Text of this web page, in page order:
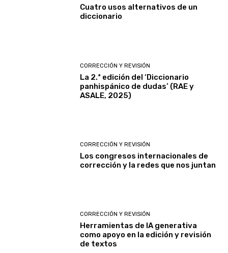
Cuatro usos alternativos de un
diccionario
CORRECCIÓN Y REVISIÓN
La 2.ª edición del ‘Diccionario
panhispánico de dudas’ (RAE y
ASALE, 2025)
CORRECCIÓN Y REVISIÓN
Los congresos internacionales de
corrección y la redes que nos juntan
CORRECCIÓN Y REVISIÓN
Herramientas de IA generativa
como apoyo en la edición y revisión
de textos